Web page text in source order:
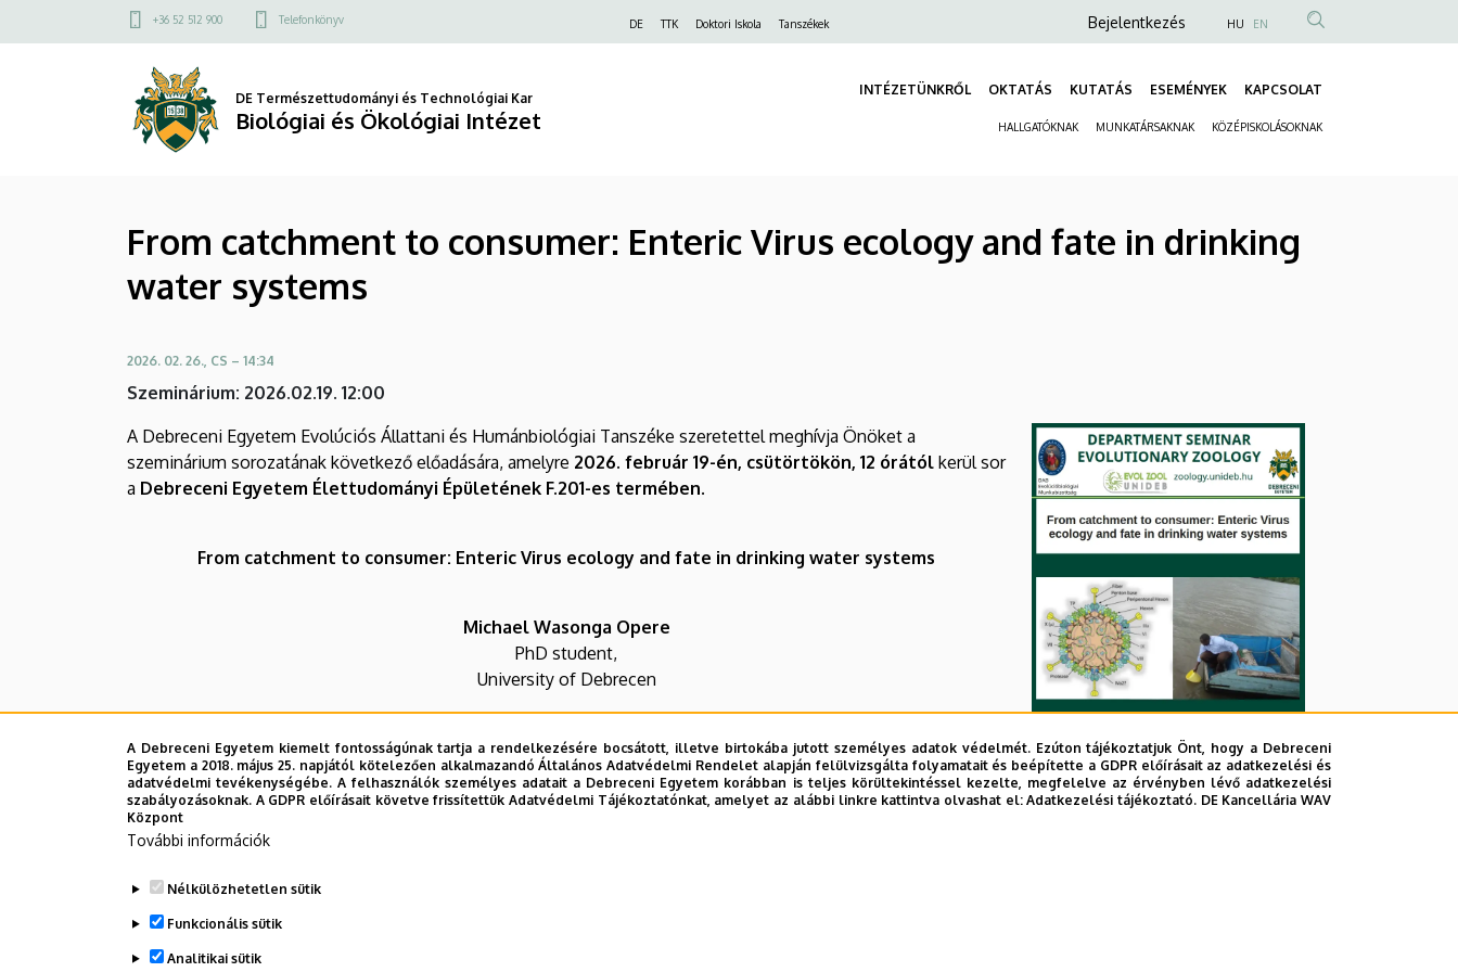
catchment
consumer:
ecology
drinking
Ökológiai
a
Felső
menü
+36 52 512 900 Telefonkönyv DE TTK Doktori Iskola Tanszékek
Anonim
fiók
menüje
Bejelentkezés HU EN
DE Természettudományi és Technológiai Kar
Biológiai és Ökológiai Intézet
INTÉZETÜNKRŐL OKTATÁS KUTATÁS ESEMÉNYEK KAPCSOLAT
HALLGATÓKNAK MUNKATÁRSAKNAK KÖZÉPISKOLÁSOKNAK
From catchment to consumer: Enteric Virus ecology and fate in drinking
water systems
2026. 02. 26., CS – 14:34
Szeminárium: 2026.02.19. 12:00
A Debreceni Egyetem Evolúciós Állattani és Humánbiológiai Tanszéke szeretettel meghívja Önöket a
szeminárium sorozatának következő előadására, amelyre 2026. február 19-én, csütörtökön, 12 órától kerül sor
a Debreceni Egyetem Élettudományi Épületének F.201-es termében.
From catchment to consumer: Enteric Virus ecology and fate in drinking water systems
Michael Wasonga Opere
PhD student,
University of Debrecen
Az eseményről felvétel készült, melyet a Tanszék YouTube-csatornáján lehet megtekinteni.
Legutóbbi frissítés: 2026. 02. 26. 14:50
A Debreceni Egyetem kiemelt fontosságúnak tartja a rendelkezésére bocsátott, illetve birtokába jutott személyes adatok védelmét. Ezúton tájékoztatjuk Önt, hogy a Debreceni
Egyetem a 2018. május 25. napjától kötelezően alkalmazandó Általános Adatvédelmi Rendelet alapján felülvizsgálta folyamatait és beépítette a GDPR előírásait az adatkezelési és
adatvédelmi tevékenységébe. A felhasználók személyes adatait a Debreceni Egyetem korábban is teljes körültekintéssel kezelte, megfelelve az érvényben lévő adatkezelési
szabályozásoknak. A GDPR előírásait követve frissítettük Adatvédelmi Tájékoztatónkat, amelyet az alábbi linkre kattintva olvashat el:Adatkezelési tájékoztató. DE Kancellária WAV
Központ
További információk
Nélkülözhetetlen sütik
Funkcionális sütik
Analitikai sütik